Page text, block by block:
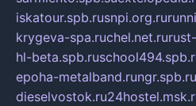
iskatour.spb.rusnpi.org.ru
krygeva-spa.ruchel.net.ru
hl-beta.spb.ru
epoha-metalband.rungr.spb.ru
dieselvostok.ru